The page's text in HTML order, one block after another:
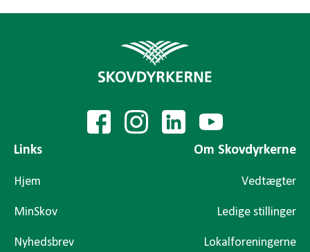
Links
Hjem
MinSkov
Nyhedsbrev
Om Skovdyrkerne
Vedtægter
Ledige stillinger
Lokalforeningerne